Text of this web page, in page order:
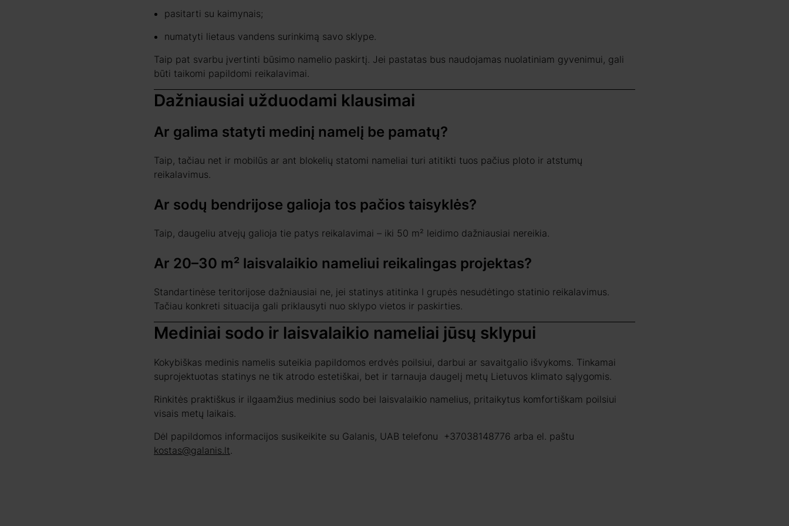
pasitarti su kaimynais;
numatyti lietaus vandens surinkimą savo sklype.
Taip pat svarbu įvertinti būsimo namelio paskirtį. Jei pastatas bus naudojamas nuolatiniam gyvenimui, gali
būti taikomi papildomi reikalavimai.
Dažniausiai užduodami klausimai
Ar galima statyti medinį namelį be pamatų?
Taip, tačiau net ir mobilūs ar ant blokelių statomi nameliai turi atitikti tuos pačius ploto ir atstumų
reikalavimus.
Ar sodų bendrijose galioja tos pačios taisyklės?
Taip, daugeliu atvejų galioja tie patys reikalavimai – iki 50 m² leidimo dažniausiai nereikia.
Ar 20–30 m² laisvalaikio nameliui reikalingas projektas?
Standartinėse teritorijose dažniausiai ne, jei statinys atitinka I grupės nesudėtingo statinio reikalavimus.
Tačiau konkreti situacija gali priklausyti nuo sklypo vietos ir paskirties.
Mediniai sodo ir laisvalaikio nameliai jūsų sklypui
Kokybiškas medinis namelis suteikia papildomos erdvės poilsiui, darbui ar savaitgalio išvykoms. Tinkamai
suprojektuotas statinys ne tik atrodo estetiškai, bet ir tarnauja daugelį metų Lietuvos klimato sąlygomis.
Rinkitės praktiškus ir ilgaamžius medinius sodo bei laisvalaikio namelius, pritaikytus komfortiškam poilsiui
visais metų laikais.
Dėl papildomos informacijos susikeikite su Galanis, UAB telefonu +37038148776 arba el. paštu
kostas@galanis.lt.